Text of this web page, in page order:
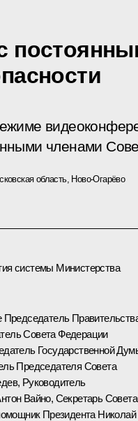
членами
область, Ново-Огарёво
системы Министерства
Совета Федерации
Государственной
Председателя Совета
, Руководитель
Вайно, Секретарь Совета
Президента Николай